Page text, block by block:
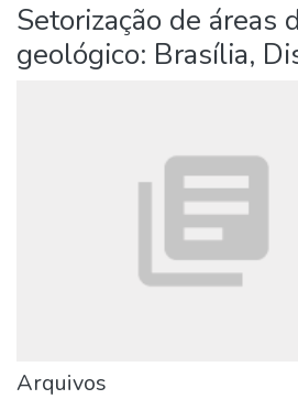
Setorização de áreas
geológico: Brasília,
Arquivos